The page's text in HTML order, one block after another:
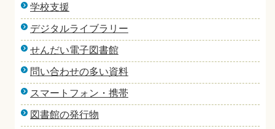
学校支援
デジタルライブラリー
せんだい電子図書館
問い合わせの多い資料
スマートフォン・携帯
図書館の発行物